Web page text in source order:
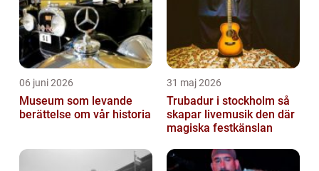
denn...
06 juni 2026
Museum som levande
berättelse om vår historia
31 maj 2026
Trubadur i stockholm så
skapar livemusik den där
magiska festkänslan